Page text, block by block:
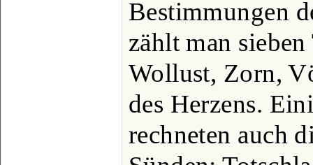
Bestimmungen
zählt man
Wollust, Zorn,
des Herzens.
rechneten auch